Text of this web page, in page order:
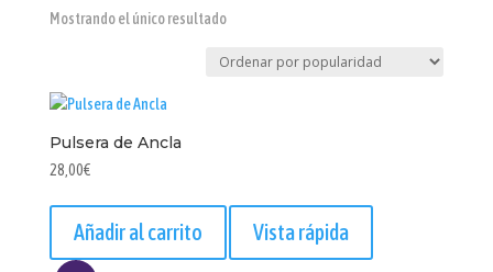
Mostrando el único resultado
Pulsera de Ancla
28,00€
Añadir al carrito Vista rápida